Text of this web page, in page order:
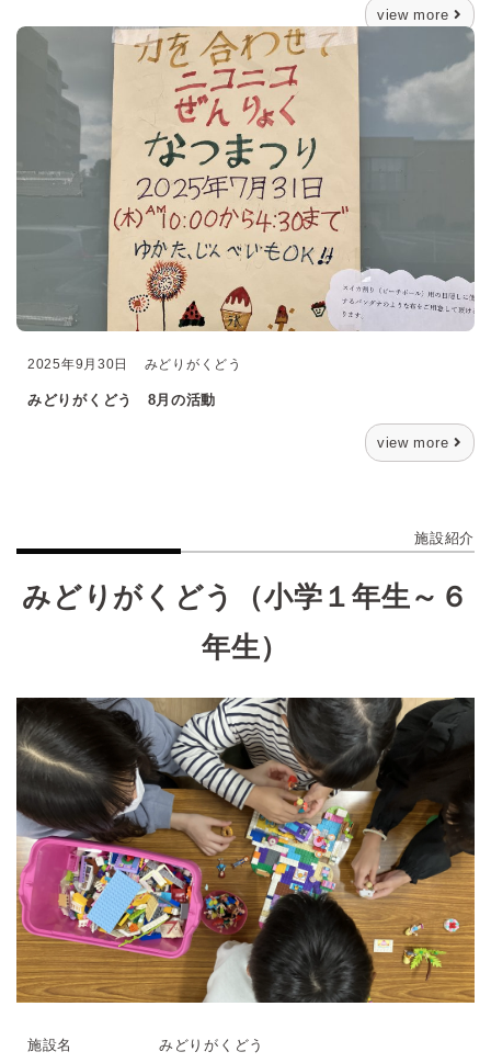
view more
2025年9月30日 みどりがくどう
みどりがくどう 8月の活動
view more
施設紹介
みどりがくどう（小学１年生～６
年生）
施設名 みどりがくどう